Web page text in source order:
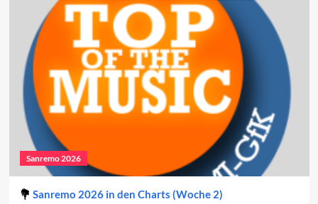
Sanremo 2026
Sanremo 2026 in den Charts (Woche 2)